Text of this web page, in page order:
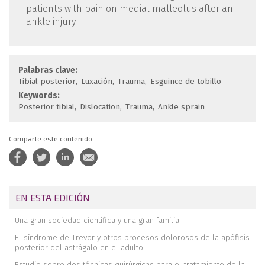
patients with pain on medial malleolus after an
ankle injury.
Palabras clave:
Tibial posterior Luxación Trauma Esguince de tobillo
Keywords:
Posterior tibial
Dislocation Trauma Ankle sprain
Comparte este contenido
EN ESTA EDICIÓN
Una gran sociedad científica y una gran familia
El síndrome de Trevor y otros procesos dolorosos de la apófisis
posterior del astrágalo en el adulto